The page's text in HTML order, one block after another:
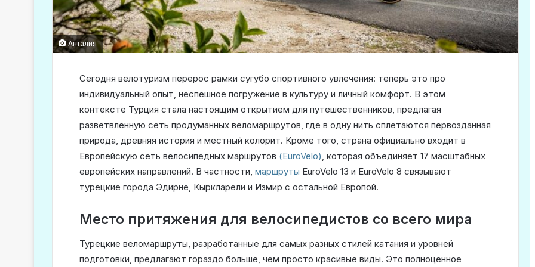
Анталия
Сегодня велотуризм перерос рамки сугубо спортивного увлечения: теперь это про
индивидуальный опыт, неспешное погружение в культуру и личный комфорт. В этом
контексте Турция стала настоящим открытием для путешественников, предлагая
разветвленную сеть продуманных веломаршрутов, где в одну нить сплетаются первозданная
природа, древняя история и местный колорит. Кроме того, страна официально входит в
Европейскую сеть велосипедных маршрутов (EuroVelo), которая объединяет 17 масштабных
европейских направлений. В частности, маршруты EuroVelo 13 и EuroVelo 8 связывают
турецкие города Эдирне, Кыркларели и Измир с остальной Европой.
Место притяжения для велосипедистов со всего мира
Турецкие веломаршруты, разработанные для самых разных стилей катания и уровней
подготовки, предлагают гораздо больше, чем просто красивые виды. Это полноценное